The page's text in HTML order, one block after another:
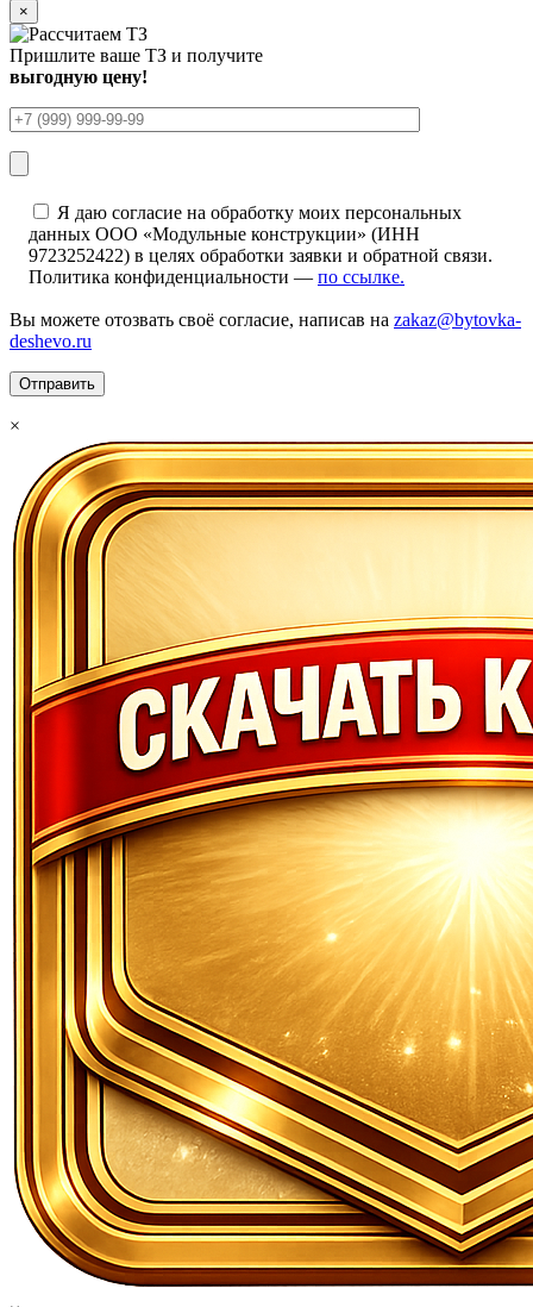
×
Пришлите ваше ТЗ и получите
выгодную цену!
Я даю согласие на обработку моих персональных
данных ООО «Модульные конструкции» (ИНН
9723252422) в целях обработки заявки и обратной связи.
Политика конфиденциальности — по ссылке.
Вы можете отозвать своё согласие, написав на zakaz@bytovka-
deshevo.ru
×